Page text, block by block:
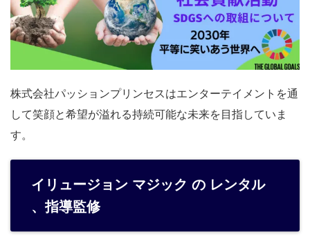
株式会社パッションプリンセスはエンターテイメントを通
して笑顔と希望が溢れる持続可能な未来を目指していま
す。
イリュージョン マジック の レンタル
、指導監修